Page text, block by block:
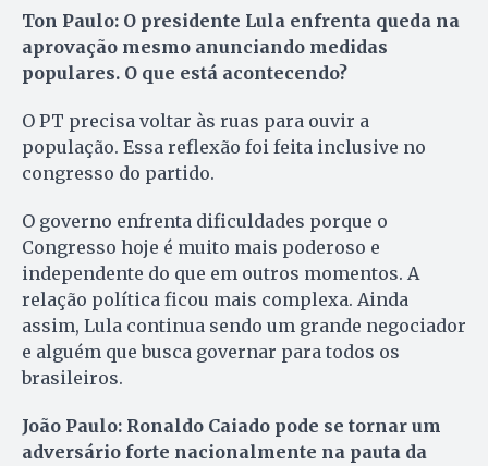
Ton Paulo: O presidente Lula enfrenta queda na
aprovação mesmo anunciando medidas
populares. O que está acontecendo?
O PT precisa voltar às ruas para ouvir a
população. Essa reflexão foi feita inclusive no
congresso do partido.
O governo enfrenta dificuldades porque o
Congresso hoje é muito mais poderoso e
independente do que em outros momentos. A
relação política ficou mais complexa. Ainda
assim, Lula continua sendo um grande negociador
e alguém que busca governar para todos os
brasileiros.
João Paulo: Ronaldo Caiado pode se tornar um
adversário forte nacionalmente na pauta da